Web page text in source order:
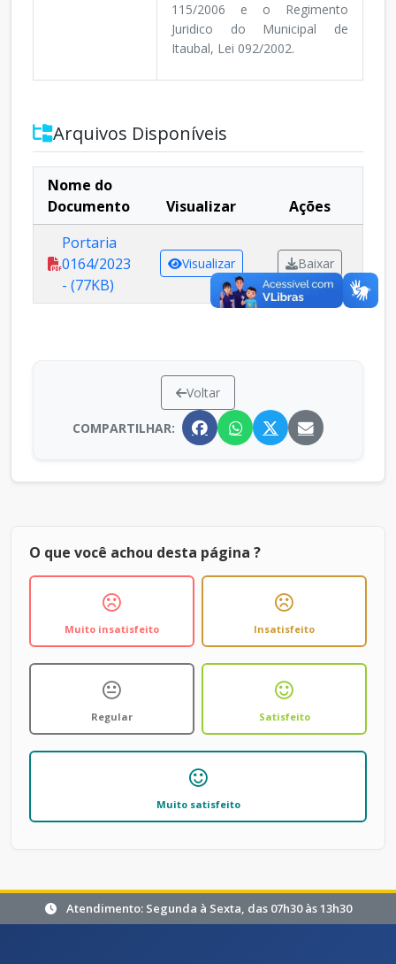
115/2006 e o Regimento
Juridico do Municipal de
Itaubal, Lei 092/2002.
Arquivos Disponíveis
Nome do
Documento
Visualizar
Ações
Portaria
0164/2023
- (77KB)
Visualizar Baixar
Voltar
COMPARTILHAR:
O que você achou desta página ?
Muito insatisfeito Insatisfeito
Regular Satisfeito
Muito satisfeito
Atendimento: Segunda à Sexta, das 07h30 às 13h30